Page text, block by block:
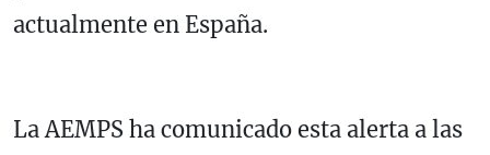
actualmente en España.
La AEMPS ha comunicado esta alerta a las